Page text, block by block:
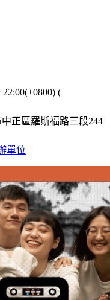
22:00(+0800) (
正區羅斯福路三段244
單位